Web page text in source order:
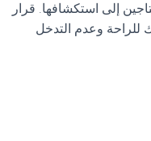
إلى استكشافها. قرار
للراحة وعدم التدخل